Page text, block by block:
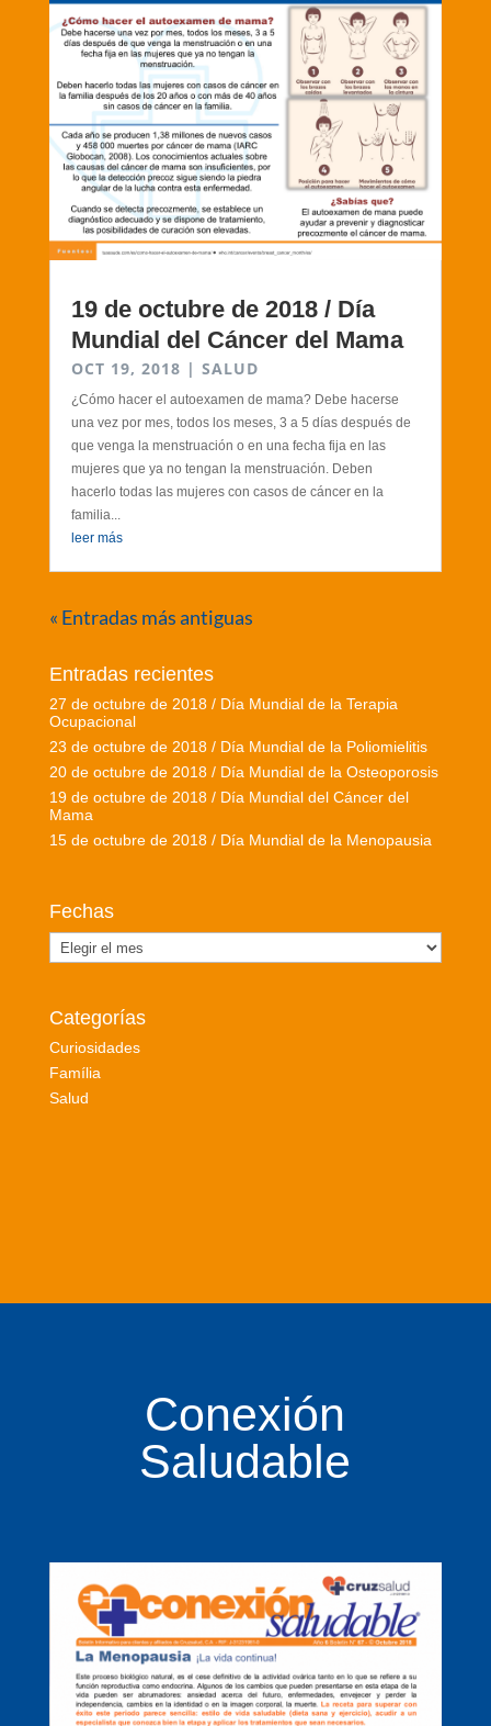
19 de octubre de 2018 / Día
Mundial del Cáncer del Mama
OCT 19, 2018 | SALUD
¿Cómo hacer el autoexamen de mama? Debe hacerse
una vez por mes, todos los meses, 3 a 5 días después de
que venga la menstruación o en una fecha fija en las
mujeres que ya no tengan la menstruación. Deben
hacerlo todas las mujeres con casos de cáncer en la
familia...
leer más
« Entradas más antiguas
Entradas recientes
27 de octubre de 2018 / Día Mundial de la Terapia
Ocupacional
23 de octubre de 2018 / Día Mundial de la Poliomielitis
20 de octubre de 2018 / Día Mundial de la Osteoporosis
19 de octubre de 2018 / Día Mundial del Cáncer del
Mama
15 de octubre de 2018 / Día Mundial de la Menopausia
Fechas
Fechas
Categorías
Curiosidades
Família
Salud
Conexión
Saludable